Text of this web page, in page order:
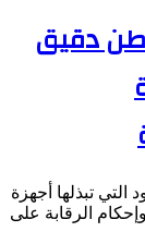
تضبط أكثر من 19 طن دقيق
تبذلها أجهزة
الرقابة على